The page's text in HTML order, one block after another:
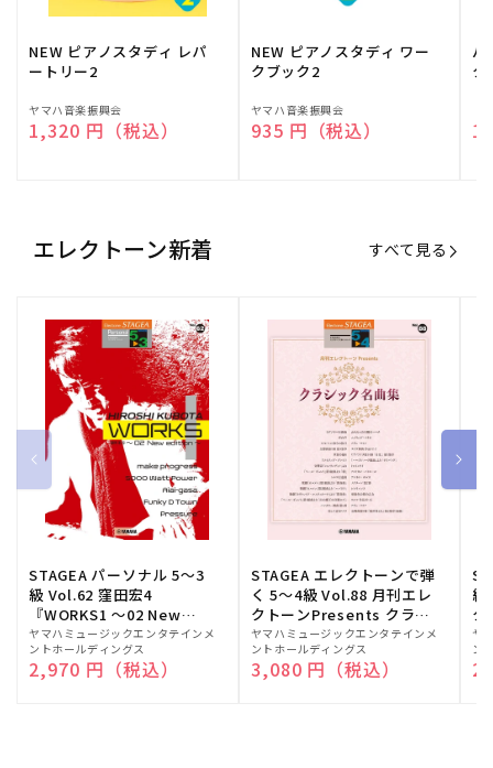
NEW ピアノスタディ レパ
ートリー2
販
売
ヤマハ音楽振興会
通常価格
1,320 円（税込）
NEW ピアノスタディ ワー
クブック2
販
売
ヤマハ音楽振興会
通常価格
935 円（税込）
バ
ク
売
エレクトーン新着 すべて見る
STAGEA パーソナル 5～3
級 Vol.62 窪田宏4
『WORKS1 ～02 New
edition～』
販
売
元:
ヤマハミュージックエンタテインメ
ントホールディングス
通常価格
2,970 円（税込）
STAGEA エレクトーンで弾
く 5～4級 Vol.88 月刊エレ
クトーンPresents クラシ
ック名曲集
販
売
元:
ヤマハミュージックエンタテインメ
ントホールディングス
通常価格
3,080 円（税込）
級
ク
販
売
元:
ヤ
ン